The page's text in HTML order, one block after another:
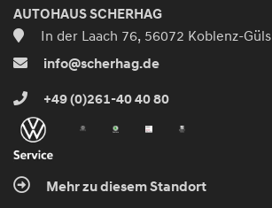
AUTOHAUS SCHERHAG
In der Laach 76, 56072 Koblenz-Güls
info@scherhag.de
+49 (0)261-40 40 80
Mehr zu diesem Standort